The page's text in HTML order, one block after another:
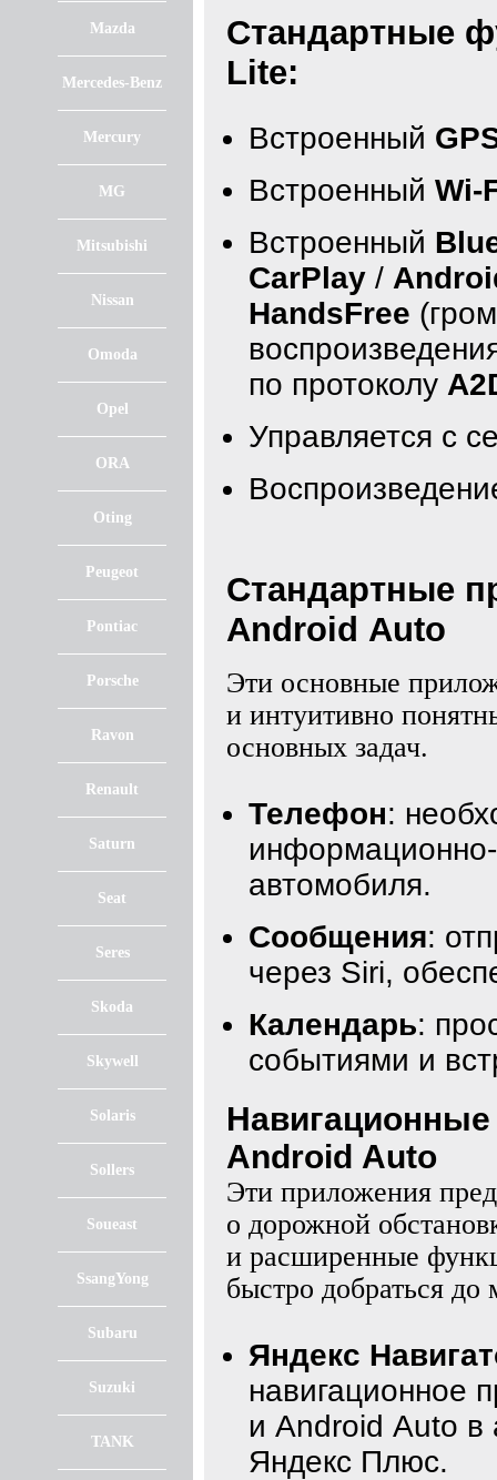
Mazda
Mercedes-Benz
Mercury
MG
Mitsubishi
Nissan
Omoda
Opel
ORA
Oting
Peugeot
Pontiac
Porsche
Ravon
Renault
Saturn
Seat
Seres
Skoda
Skywell
Solaris
Sollers
Soueast
SsangYong
Subaru
Suzuki
TANK
Стандартные
Lite:
Встроенный
Встроенный Wi-
Встроенный
CarPlay /
HandsFree
по протоколу
Управляется с
Стандартные
Android Auto
Эти основные
и интуитивно
основных задач.
Телефон:
автомобиля.
Сообщения:
через Siri,
Календарь:
событиями и
Android Auto
Эти приложения
о дорожной
и расширенные
быстро добраться до
Яндекс
навигационное
и Android Auto в
Яндекс Плюс.